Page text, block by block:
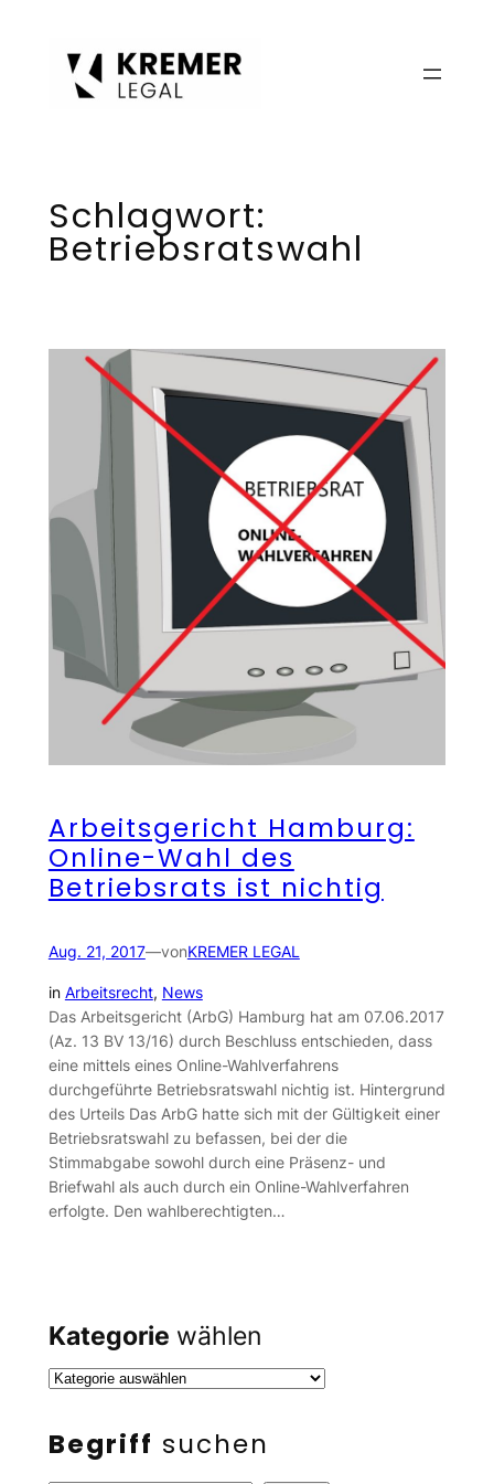
Schlagwort:
Betriebsratswahl
Arbeitsgericht Hamburg:
Online-Wahl des
Betriebsrats ist nichtig
Aug. 21, 2017—vonKREMER LEGAL
in Arbeitsrecht, News
Das Arbeitsgericht (ArbG) Hamburg hat am 07.06.2017
(Az. 13 BV 13/16) durch Beschluss entschieden, dass
eine mittels eines Online-Wahlverfahrens
durchgeführte Betriebsratswahl nichtig ist. Hintergrund
des Urteils Das ArbG hatte sich mit der Gültigkeit einer
Betriebsratswahl zu befassen, bei der die
Stimmabgabe sowohl durch eine Präsenz- und
Briefwahl als auch durch ein Online-Wahlverfahren
erfolgte. Den wahlberechtigten…
Kategorie wählen
Begriff suchen